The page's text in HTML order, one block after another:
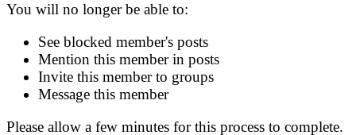
You will no longer be able to:
See blocked member's posts
Mention this member in posts
Invite this member to groups
Message this member
Please allow a few minutes for this process to complete.